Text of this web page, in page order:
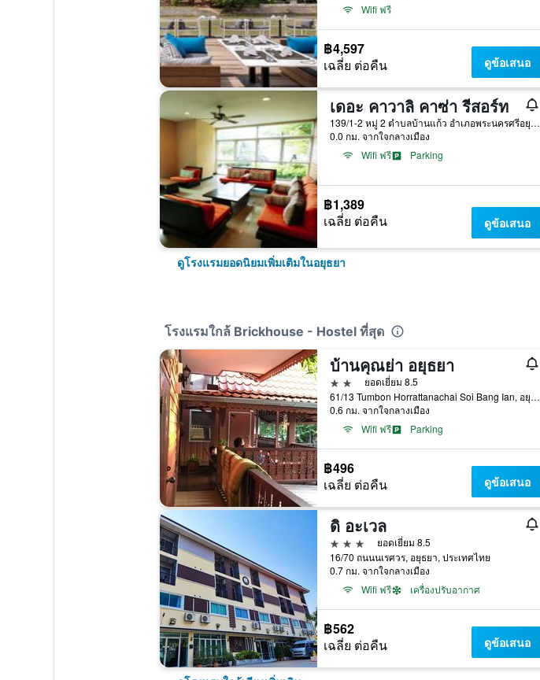
Wifi ฟรี
฿4,597
เฉลี่ย ต่อคืน ดูข้อเสนอ
เดอะ คาวาลิ คาซ่า รีสอร์ท
139/1-2 หมู่ 2 ตำบลบ้านแก้ว อำเภอพระนครศรีอยุธยา อยุธยา, อยุธยา, ประเทศไทย
0.0 กม. จากใจกลางเมือง
Wifi ฟรี
Parking
฿1,389
เฉลี่ย ต่อคืน ดูข้อเสนอ
ดูโรงแรมยอดนิยมเพิ่มเติมในอยุธยา
โรงแรมใกล้ Brickhouse - Hostel ที่สุด
บ้านคุณย่า อยุธยา
2 ดาว
ยอดเยี่ยม 8.5
61/13 Tumbon Horrattanachai Soi Bang Ian, อยุธยา, ประเทศไทย
0.6 กม. จากใจกลางเมือง
Wifi ฟรี
Parking
฿496
เฉลี่ย ต่อคืน ดูข้อเสนอ
ดิ อะเวล
3 ดาว
ยอดเยี่ยม 8.5
16/70 ถนนนเรศวร, อยุธยา, ประเทศไทย
0.7 กม. จากใจกลางเมือง
Wifi ฟรี
เครื่องปรับอากาศ
฿562
เฉลี่ย ต่อคืน ดูข้อเสนอ